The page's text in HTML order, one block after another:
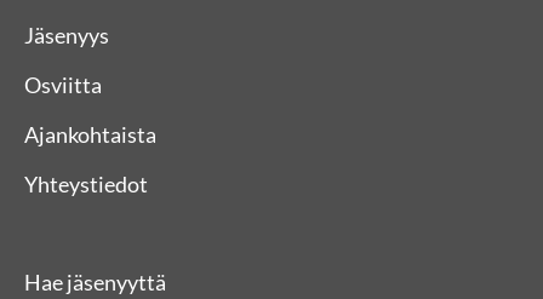
Jäsenyys
Osviitta
Ajankohtaista
Yhteystiedot
Hae jäsenyyttä